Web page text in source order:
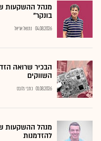
מנהל ההשקעות
בונקר"
04.08.2026 נתנאל אריאל
הבכיר שרואה
השווקים
01.08.2026 כתבי גלובס
מנהל ההשקעות
להזדמנות